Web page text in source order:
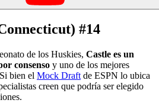
#14
de los Huskies, Castle es un
consenso y uno de los mejores
bien el Mock Draft de ESPN lo ubica
creen que podría ser elegido